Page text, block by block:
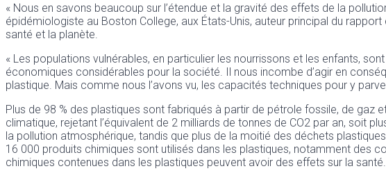
« Nous en savons beaucoup sur l’étendue et la gravité des effets de la
épidémiologiste au Boston College, aux États-Unis, auteur principal du
santé et la planète.
« Les populations vulnérables, en particulier les nourrissons et les enfants,
économiques considérables pour la société. Il nous incombe d’agir en
plastique. Mais comme nous l’avons vu, les capacités techniques pour y
Plus de 98 % des plastiques sont fabriqués à partir de pétrole fossile, de
climatique, rejetant l’équivalent de 2 milliards de tonnes de CO2 par an, soit
la pollution atmosphérique, tandis que plus de la moitié des déchets
16 000 produits chimiques sont utilisés dans les plastiques, notamment des
chimiques contenues dans les plastiques peuvent avoir des effets sur la santé.